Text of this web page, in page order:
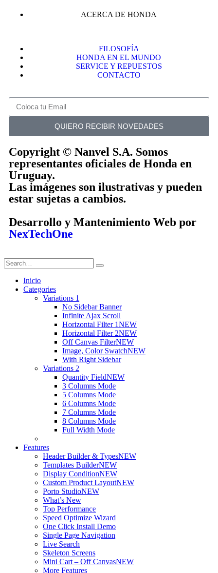
ACERCA DE HONDA
FILOSOFÍA
HONDA EN EL MUNDO
SERVICE Y REPUESTOS
CONTACTO
QUIERO RECIBIR NOVEDADES
Copyright © Nanvel S.A. Somos
representantes oficiales de Honda en
Uruguay.
Las imágenes son ilustrativas y pueden
estar sujetas a cambios.
Desarrollo y Mantenimiento Web por
NexTechOne
Inicio
Categories
Variations 1
No Sidebar Banner
Infinite Ajax Scroll
Horizontal Filter 1NEW
Horizontal Filter 2NEW
Off Canvas FilterNEW
Image, Color SwatchNEW
With Right Sidebar
Variations 2
Quantity FieldNEW
3 Columns Mode
5 Columns Mode
6 Columns Mode
7 Columns Mode
8 Columns Mode
Full Width Mode
Features
Header Builder & TypesNEW
Templates BuilderNEW
Display ConditionNEW
Custom Product LayoutNEW
Porto StudioNEW
What’s New
Top Performance
Speed Optimize Wizard
One Click Install Demo
Single Page Navigation
Live Search
Skeleton Screens
Mini Cart – Off CanvasNEW
More Features